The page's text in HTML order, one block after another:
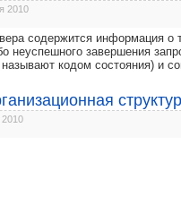
2010
содержится информация
неуспешного завершения
называют кодом состояния) и
2010